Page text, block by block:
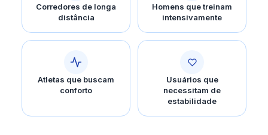
Corredores de longa
distância
Homens que treinam
intensivamente
Atletas que buscam
conforto
Usuários que
necessitam de
estabilidade